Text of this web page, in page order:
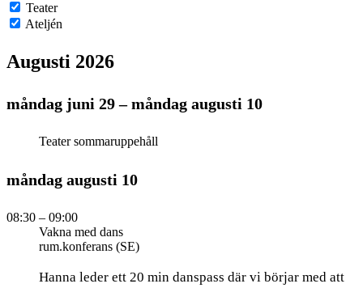
Teater
Ateljén
Augusti 2026
måndag juni 29–måndag augusti 10
Teater sommaruppehåll
måndag augusti 10
08:30 – 09:00
Vakna med dans
rum.konferans (SE)
Hanna leder ett 20 min danspass där vi börjar med att